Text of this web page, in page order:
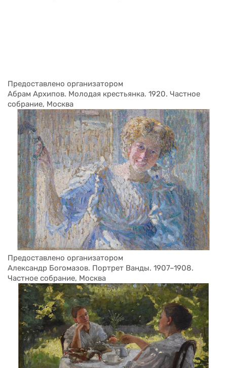
Предоставлено организатором
Абрам Архипов. Молодая крестьянка. 1920. Частное
собрание, Москва
Предоставлено организатором
Александр Богомазов. Портрет Ванды. 1907–1908.
Частное собрание, Москва